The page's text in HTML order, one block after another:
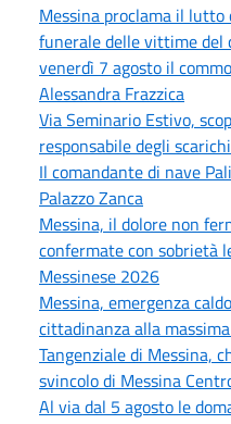
Messina proclama il
funerale delle vittime del
venerdì 7 agosto il
Alessandra Frazzica
Via Seminario Estivo,
responsabile degli
Il comandante di nave
Palazzo Zanca
Messina, il dolore non
confermate con sobrietà
Messinese 2026
Messina, emergenza
cittadinanza alla
Tangenziale di Messina,
svincolo di Messina
Al via dal 5 agosto le